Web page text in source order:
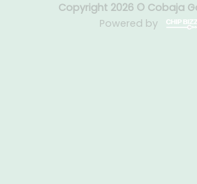
Copyright 2026 © Cobaja
Powered by